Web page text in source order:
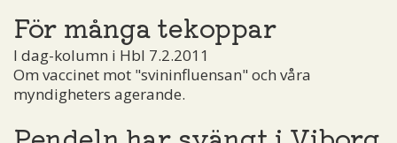
För många tekoppar
I dag-kolumn i Hbl 7.2.2011
Om vaccinet mot "svininfluensan" och våra
myndigheters agerande.